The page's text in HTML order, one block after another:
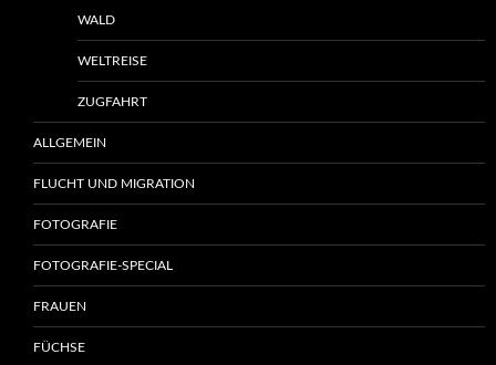
WALD
WELTREISE
ZUGFAHRT
ALLGEMEIN
FLUCHT UND MIGRATION
FOTOGRAFIE
FOTOGRAFIE-SPECIAL
FRAUEN
FÜCHSE